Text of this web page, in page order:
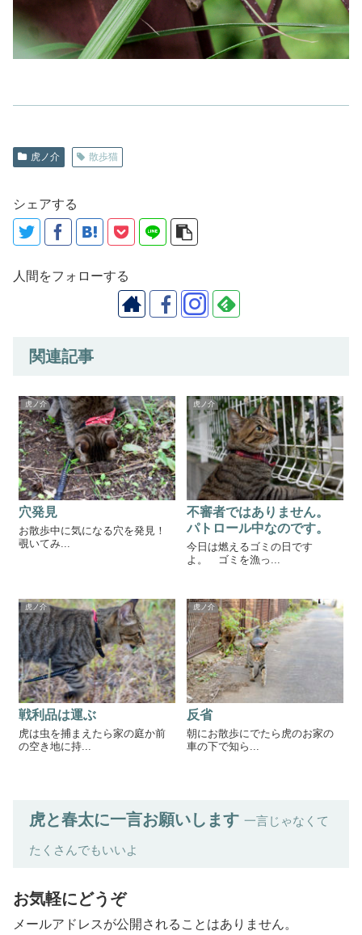
虎ノ介 散歩猫
シェアする
人間をフォローする
関連記事
虎ノ介
穴発見
お散歩中に気になる穴を発見！
覗いてみ...
虎ノ介
不審者ではありません。
パトロール中なのです。
今日は燃えるゴミの日です
よ。 ゴミを漁っ...
虎ノ介
戦利品は運ぶ
虎は虫を捕まえたら家の庭か前
の空き地に持...
虎ノ介
反省
朝にお散歩にでたら虎のお家の
車の下で知ら...
虎と春太に一言お願いします 一言じゃなくて
たくさんでもいいよ
お気軽にどうぞ
メールアドレスが公開されることはありません。